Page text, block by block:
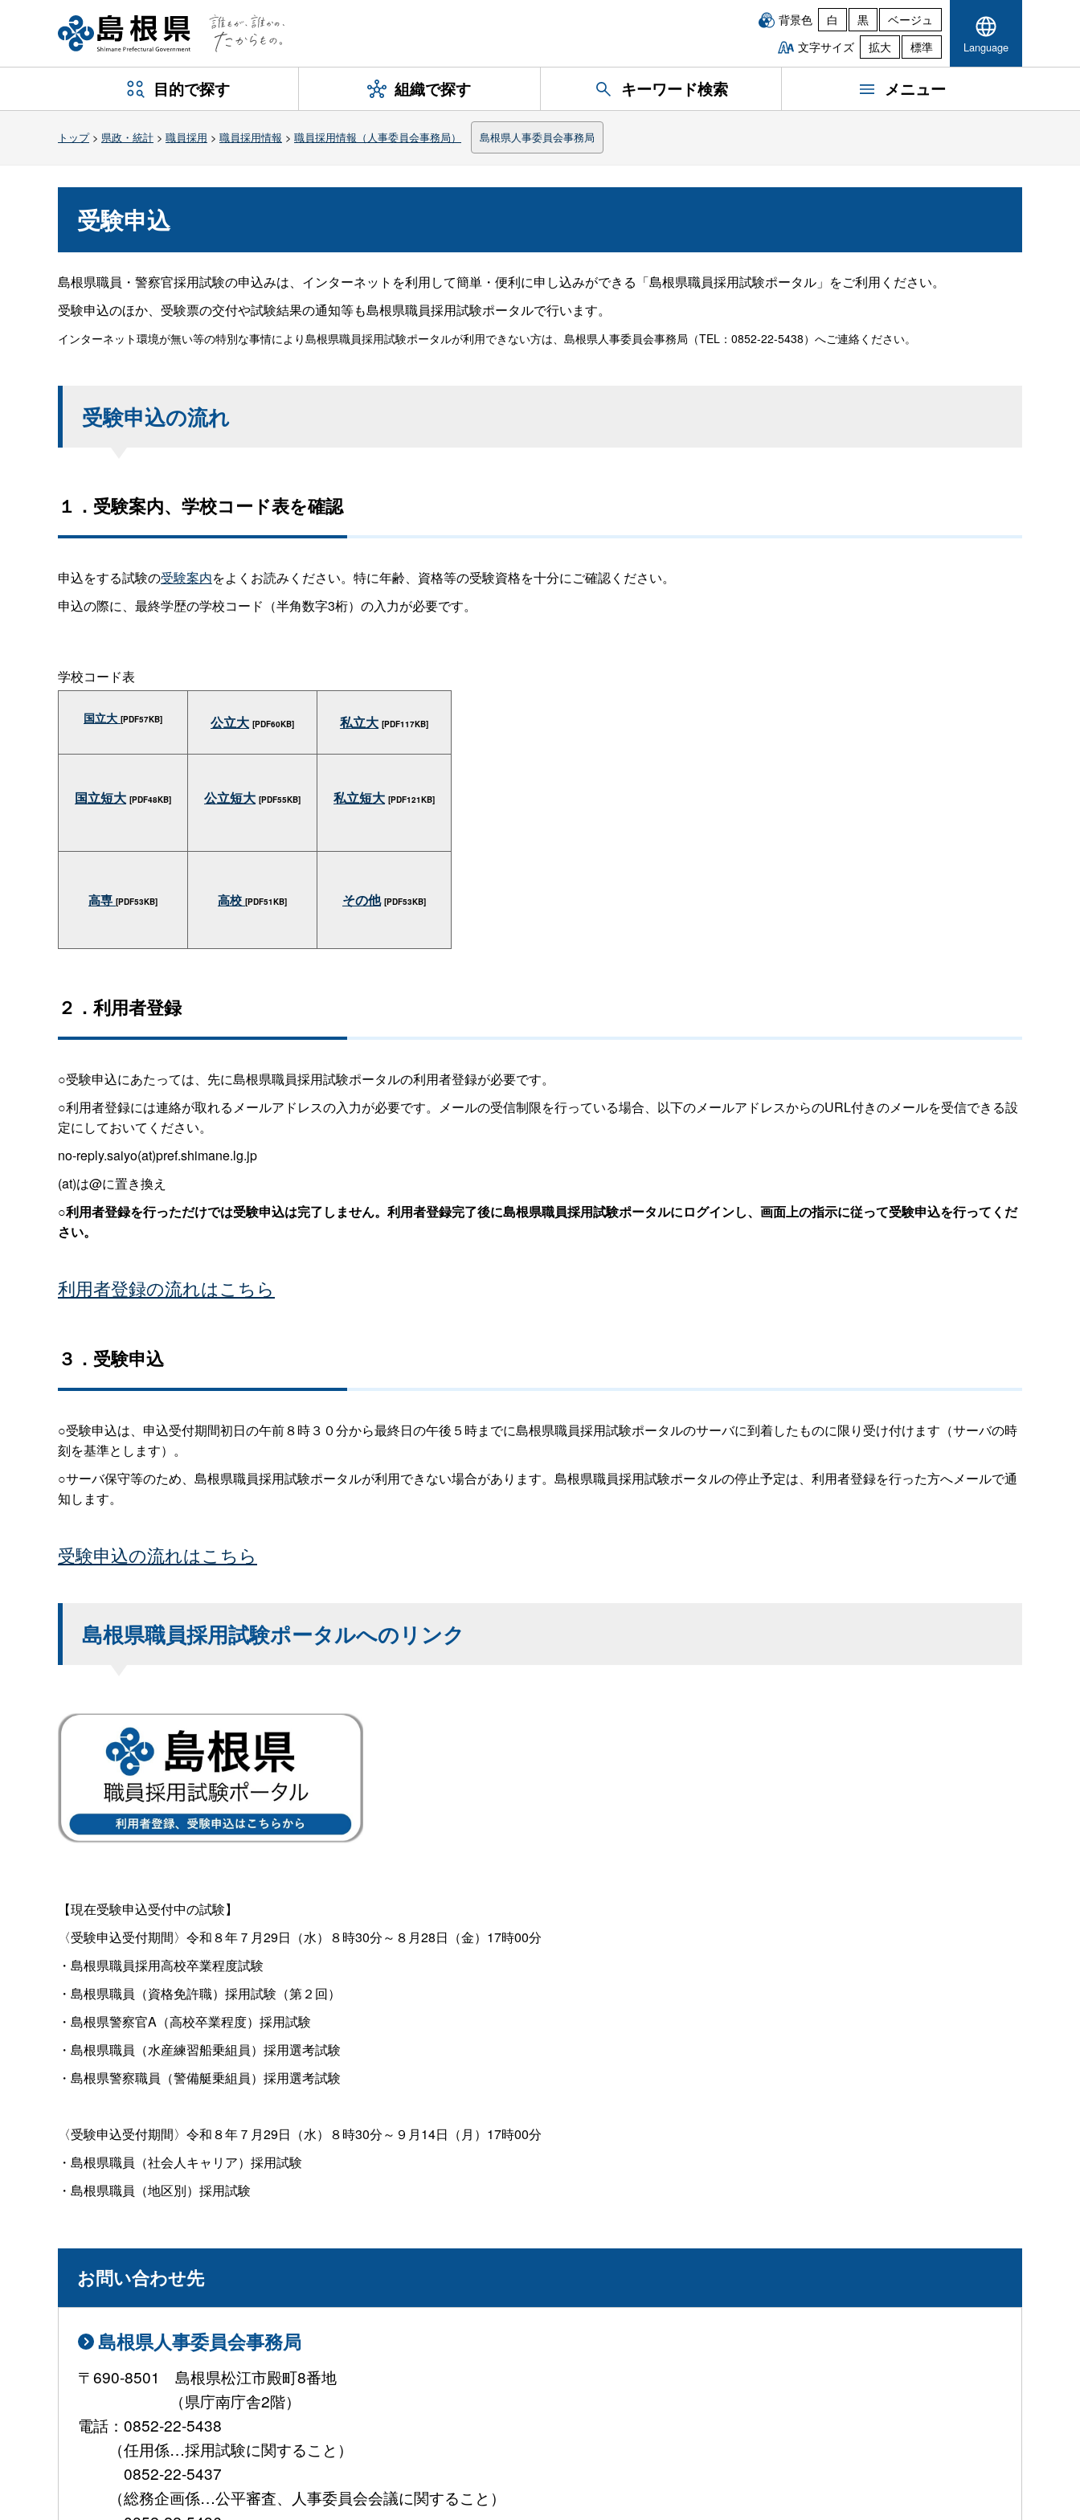
背景色 白 黒
ベージュ
文字サイズ
拡大 標準 Language
目的で探す 組織で探す キーワード検索 メニュー
トップ> 県政・統計 > 職員採用 > 職員採用情報 > 職員採用情報（人事委員会事務局） 島根県人事委員会事務局
受験申込
島根県職員・警察官採用試験の申込みは、インターネットを利用して簡単・便利に申し込みができる「島根県職員採用試験ポータル」をご利用ください。
受験申込のほか、受験票の交付や試験結果の通知等も島根県職員採用試験ポータルで行います。
インターネット環境が無い等の特別な事情により島根県職員採用試験ポータルが利用できない方は、 島根県人事委員会事務局（TEL：0852-22-5438）へご連絡ください。
受験申込の流れ
１．受験案内、学校コード表を確認
申込をする試験の受験案内をよくお読みください。特に年齢、資格等の受験資格を十分にご確認ください。
申込の際に、最終学歴の学校コード（半角数字3桁）の入力が必要です。
学校コード表
国立大 [PDF57KB] 公立大 [PDF60KB] 私立大 [PDF117KB]
国立短大 [PDF48KB] 公立短大 [PDF55KB] 私立短大 [PDF121KB]
高専 [PDF53KB] 高校 [PDF51KB] その他 [PDF53KB]
２．利用者登録
○受験申込にあたっては、先に島根県職員採用試験ポータルの利用者登録が必要です。
○利用者登録には連絡が取れるメールアドレスの入力が必要です。メールの受信制限を行っている場合、以下のメールアドレスからのURL付きのメールを受信できる設
定にしておいてください。
no-reply.saiyo(at)pref.shimane.lg.jp
(at)は@に置き換え
○利用者登録を行っただけでは受験申込は完了しません。利用者登録完了後に島根県職員採用試験ポータルにログインし、画面上の指示に従って受験申込を行ってくだ
さい。
利用者登録の流れはこちら
３．受験申込
○受験申込は、申込受付期間初日の午前８時３０分から最終日の午後５時までに島根県職員採用試験ポータルのサーバに到着したものに限り受け付けます（サーバの時
刻を基準とします）。
○サーバ保守等のため、島根県職員採用試験ポータルが利用できない場合があります。島根県職員採用試験ポータルの停止予定は、利用者登録を行った方へメールで通
知します。
受験申込の流れはこちら
島根県職員採用試験ポータルへのリンク
【現在受験申込受付中の試験】
〈受験申込受付期間〉令和８年７月29日（水）８時30分～８月28日（金）17時00分
・島根県職員採用高校卒業程度試験
・島根県職員（資格免許職）採用試験（第２回）
・島根県警察官A（高校卒業程度）採用試験
・島根県職員（水産練習船乗組員）採用選考試験
・島根県警察職員（警備艇乗組員）採用選考試験
〈受験申込受付期間〉令和８年７月29日（水）８時30分～９月14日（月）17時00分
・島根県職員（社会人キャリア）採用試験
・島根県職員（地区別）採用試験
お問い合わせ先
島根県人事委員会事務局
〒690-8501 島根県松江市殿町8番地
（県庁南庁舎2階）
電話：0852-22-5438
（任用係…採用試験に関すること）
0852-22-5437
（総務企画係…公平審査、人事委員会会議に関すること）